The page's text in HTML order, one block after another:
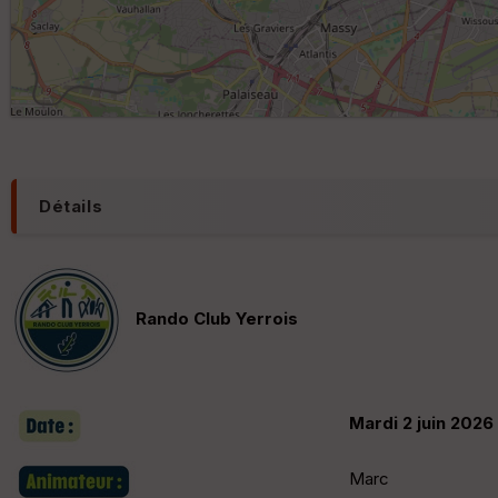
Détails
Rando Club Yerrois
Mardi 2 juin
Marc